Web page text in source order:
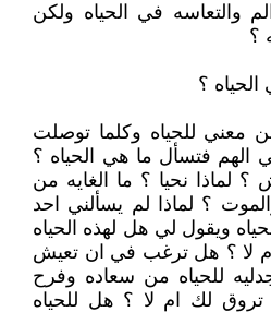
والتعاسه في الحياه ولكن
؟
؟
معني للحياه وكلما توصلت
الهم فتسأل ما هي الحياه ؟
؟ لماذا نحيا ؟ ما الغايه من
؟ لماذا لم يسألني احد
ويقول لي هل لهذه الحياه
لا ؟ هل ترغب في ان تعيش
للحياه من سعاده وفرح
لك ام لا ؟ هل للحياه